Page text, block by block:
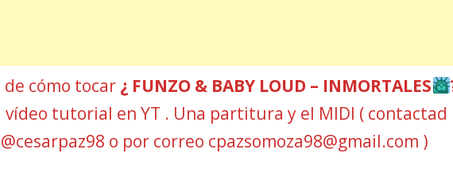
cómo tocar ¿ FUNZO & BABY LOUD – INMORTALES
vídeo tutorial en YT . Una partitura y el MIDI ( contactad
o por correo cpazsomoza98@gmail.com )